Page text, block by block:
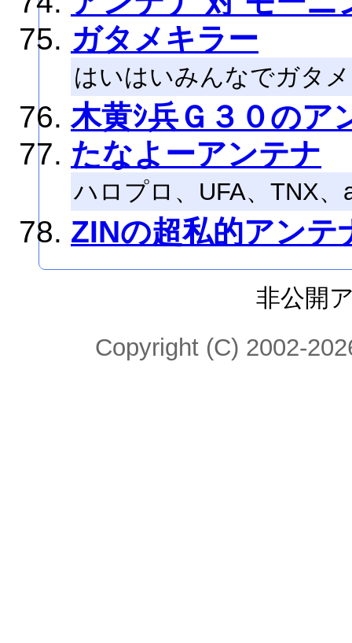
ガタメキラー
はいはいみんなでガタ
木黄ｼ兵Ｇ３０のア
たなよーアンテナ
ハロプロ、UFA、TNX
ZINの超私的アンテ
非公開
Copyright (C) 2002-